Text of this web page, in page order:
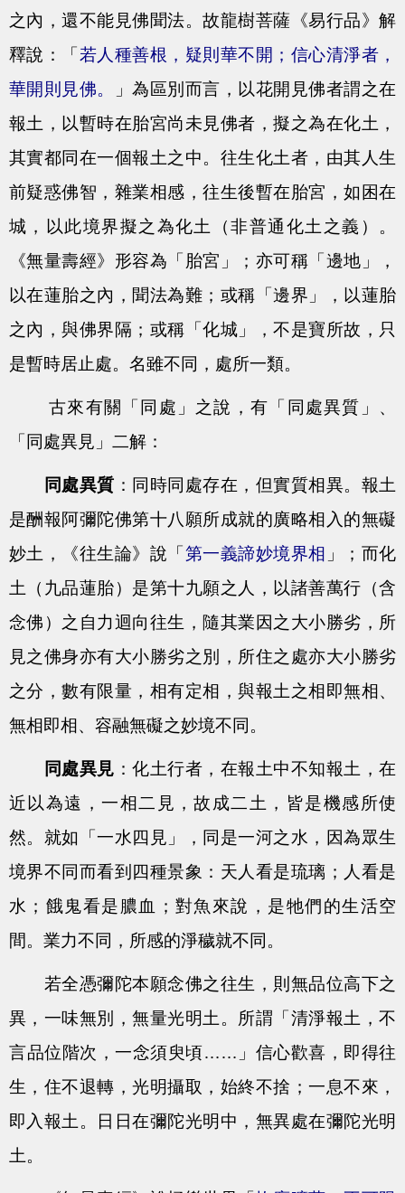
之內，還不能見佛聞法。故龍樹菩薩《易行品》解
釋說：「 若人種善根，疑則華不開；信心清淨者，
華開則見佛。
」為區別而言，以花開見佛者謂之在
報土，以暫時在胎宮尚未見佛者，擬之為在化土，
其實都同在一個報土之中。往生化土者，由其人生
前疑惑佛智，雜業相感，往生後暫在胎宮，如困在
城，以此境界擬之為化土（非普通化土之義）。
《無量壽經》形容為「胎宮」；亦可稱「邊地」，
以在蓮胎之內，聞法為難；或稱「邊界」，以蓮胎
之內，與佛界隔；或稱「化城」，不是寶所故，只
是暫時居止處。名雖不同，處所一類。
古來有關「同處」之說，有「同處異質」、
「同處異見」二解：
同處異質 ：同時同處存在，但實質相異。報土
是酬報阿彌陀佛第十八願所成就的廣略相入的無礙
妙土，《往生論》說「 第一義諦妙境界相 」；而化
土（九品蓮胎）是第十九願之人，以諸善萬行（含
念佛）之自力迴向往生，隨其業因之大小勝劣，所
見之佛身亦有大小勝劣之別，所住之處亦大小勝劣
之分，數有限量，相有定相，與報土之相即無相、
無相即相、容融無礙之妙境不同。
同處異見 ：化土行者，在報土中不知報土，在
近以為遠，一相二見，故成二土，皆是機感所使
然。就如「一水四見」，同是一河之水，因為眾生
境界不同而看到四種景象：天人看是琉璃；人看是
水；餓鬼看是膿血；對魚來說，是牠們的生活空
間。業力不同，所感的淨穢就不同。
若全憑彌陀本願念佛之往生，則無品位高下之
異，一味無別，無量光明土。所謂「清淨報土，不
言品位階次，一念須臾頃……」信心歡喜，即得往
生，住不退轉，光明攝取，始終不捨；一息不來，
即入報土。日日在彌陀光明中，無異處在彌陀光明
土。